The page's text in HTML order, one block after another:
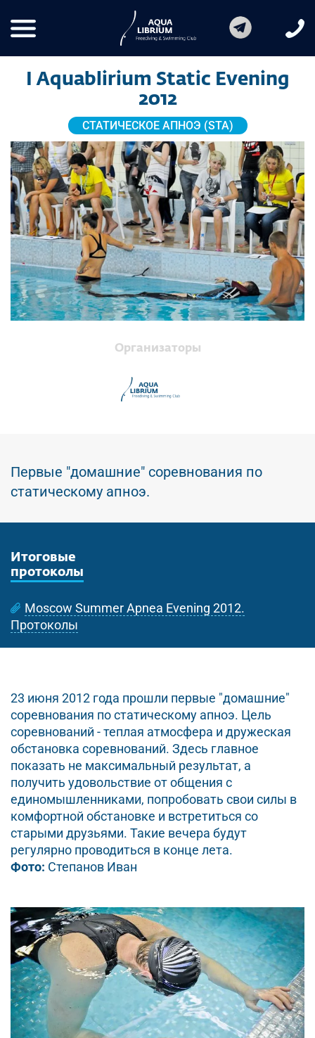
I Aquablirium Static Evening
2012
СТАТИЧЕСКОЕ АПНОЭ (STA)
Организаторы
Первые "домашние" соревнования по
статическому апноэ.
Итоговые
протоколы
Moscow Summer Apnea Evening 2012.
Протоколы
23 июня 2012 года прошли первые "домашние"
соревнования по статическому апноэ. Цель
соревнований - теплая атмосфера и дружеская
обстановка соревнований. Здесь главное
показать не максимальный результат, а
получить удовольствие от общения с
единомышленниками, попробовать свои силы в
комфортной обстановке и встретиться со
старыми друзьями. Такие вечера будут
регулярно проводиться в конце лета.
Фото: Cтепанов Иван